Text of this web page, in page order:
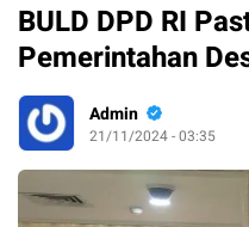
BULD DPD RI
Pemerintahan
Admin
21/11/2024 - 03:35